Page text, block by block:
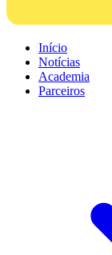
Início
Notícias
Academia
Parceiros